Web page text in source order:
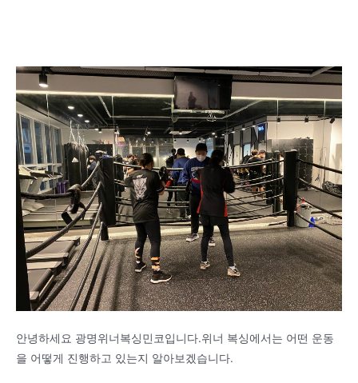
안녕하세요 광명위너복싱민코입니다.위너 복싱에서는 어떤 운동
을 어떻게 진행하고 있는지 알아보겠습니다.